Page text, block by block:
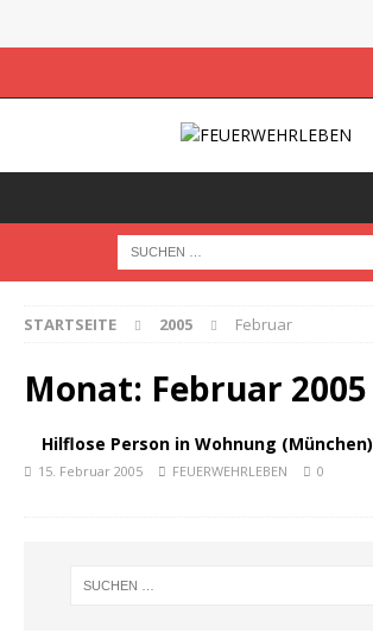
STARTSEITE 2005 Februar
Monat: Februar 2005
Hilflose Person in Wohnung (München)
15. Februar 2005 FEUERWEHRLEBEN 0